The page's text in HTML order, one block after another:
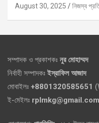
August 30, 2025 নিজস্ব
সম্পাদক ও প্রকাশকঃ নুর মোহাম্মদ
নির্বাহী সম্পাদকঃ ইস্রাফিল আজাদ
মোবাইলঃ +8801320585651
ই-মেইলঃ rplmkg@gmail.com